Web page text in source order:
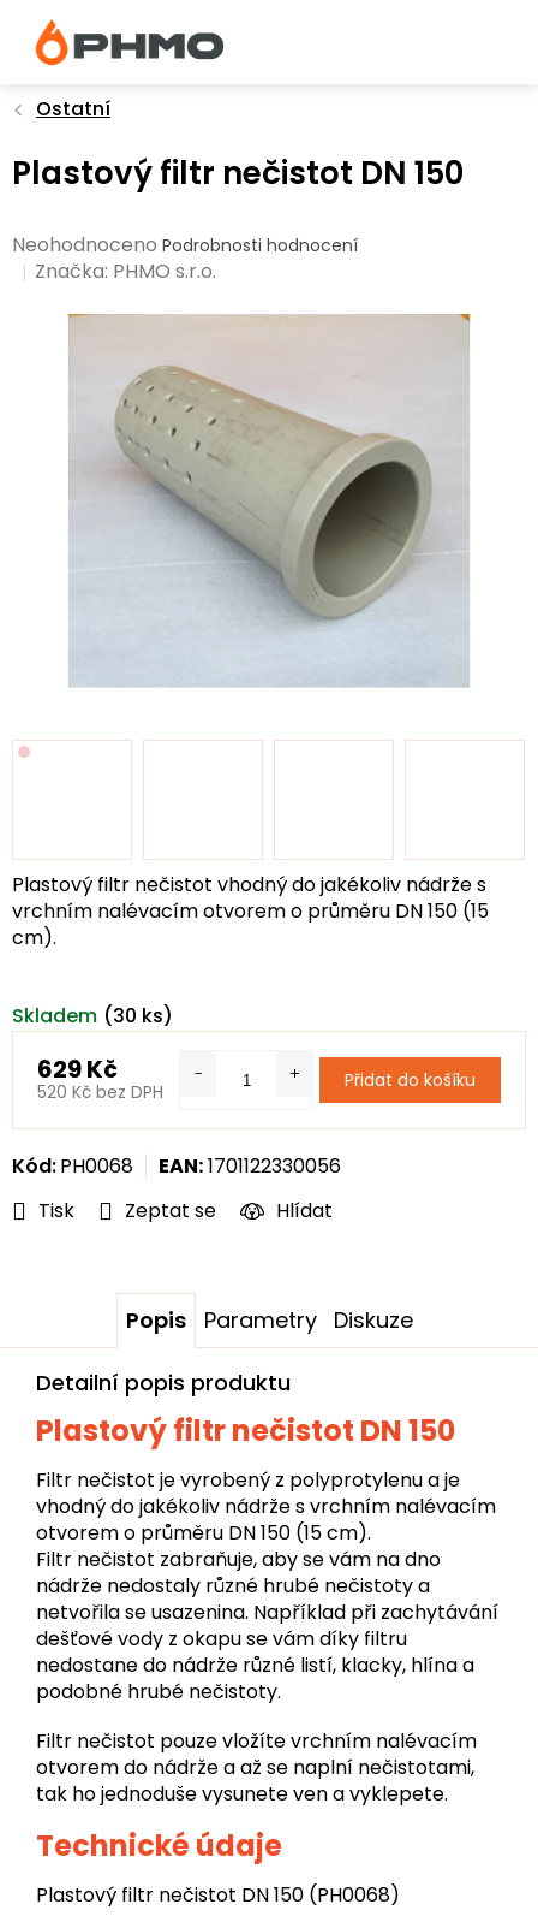
obsah
Ostatní
Plastový filtr nečistot DN 150
Průměrné
hodnocení
Neohodnoceno Podrobnosti hodnocení
Značka: PHMO s.r.o.
Plastový filtr nečistot vhodný do jakékoliv nádrže s
vrchním nalévacím otvorem o průměru DN 150 (15
cm).
Tisk Zeptat se Hlídat
Kód:PH0068 EAN:1701122330056
Skladem (30 ks)
629 Kč
520 Kč bez DPH Přidat do košíku
Popis Parametry Diskuze
Detailní popis produktu
Plastový filtr nečistot DN 150
Filtr nečistot je vyrobený z polyprotylenu a je
vhodný do jakékoliv nádrže s vrchním nalévacím
otvorem o průměru DN 150 (15 cm).
Filtr nečistot zabraňuje, aby se vám na dno
nádrže nedostaly různé hrubé nečistoty a
netvořila se usazenina. Například při zachytávání
dešťové vody z okapu se vám díky filtru
nedostane do nádrže různé listí, klacky, hlína a
podobné hrubé nečistoty.
Filtr nečistot pouze vložíte vrchním nalévacím
otvorem do nádrže a až se naplní nečistotami,
tak ho jednoduše vysunete ven a vyklepete.
Technické údaje
Plastový filtr nečistot DN 150 (PH0068)